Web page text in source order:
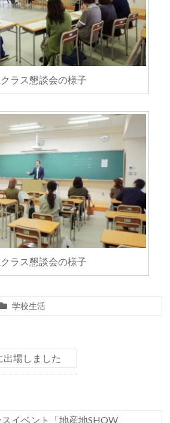
ラス懇談会の様子
ラス懇談会の様子
学校生活
場しました
スイベント「地産地SHOW